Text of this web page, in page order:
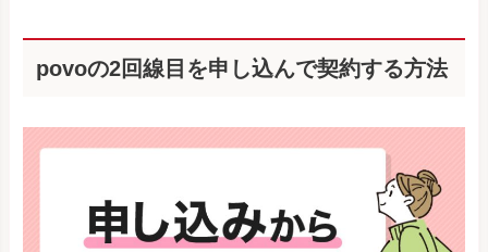
povoの2回線目を申し込んで契約する方法